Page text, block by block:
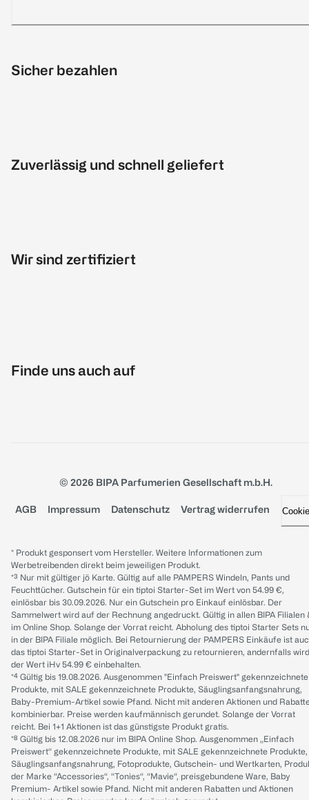
Sicher bezahlen
Zuverlässig und schnell geliefert
Wir sind zertifiziert
Finde uns auch auf
© 2026 BIPA Parfumerien Gesellschaft m.b.H.
AGB Impressum Datenschutz Vertrag widerrufen
* Produkt gesponsert vom Hersteller. Weitere Informationen zum
Werbetreibenden direkt beim jeweiligen Produkt.
*³ Nur mit gültiger jö Karte. Gültig auf alle PAMPERS Windeln, Pants und
Feuchttücher. Gutschein für ein tiptoi Starter-Set im Wert von 54.99 €,
einlösbar bis 30.09.2026. Nur ein Gutschein pro Einkauf einlösbar. Der
Sammelwert wird auf der Rechnung angedruckt. Gültig in allen BIPA Filialen
im Online Shop. Solange der Vorrat reicht. Abholung des tiptoi Starter Sets
in der BIPA Filiale möglich. Bei Retournierung der PAMPERS Einkäufe ist
das tiptoi Starter-Set in Originalverpackung zu retournieren, andernfalls wird
der Wert iHv 54.99 € einbehalten.
*⁴ Gültig bis 19.08.2026. Ausgenommen "Einfach Preiswert" gekennzeichnete
Produkte, mit SALE gekennzeichnete Produkte, Säuglingsanfangsnahrung,
Baby-Premium-Artikel sowie Pfand. Nicht mit anderen Aktionen und
kombinierbar. Preise werden kaufmännisch gerundet. Solange der Vorrat
reicht. Bei 1+1 Aktionen ist das günstigste Produkt gratis.
*⁸ Gültig bis 12.08.2026 nur im BIPA Online Shop. Ausgenommen „Einfach
Preiswert“ gekennzeichnete Produkte, mit SALE gekennzeichnete Produkte,
Säuglingsanfangsnahrung, Fotoprodukte, Gutschein- und Wertkarten,
der Marke “Accessories“, “Tonies“, “Mavie“, preisgebundene Ware, Baby
Premium- Artikel sowie Pfand. Nicht mit anderen Rabatten und Aktionen